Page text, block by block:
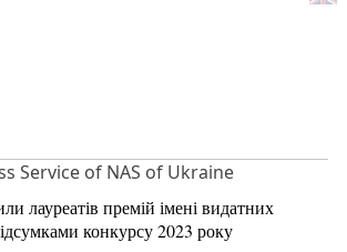
Service of NAS of Ukraine
лауреатів премій імені видатних
конкурсу 2023 року